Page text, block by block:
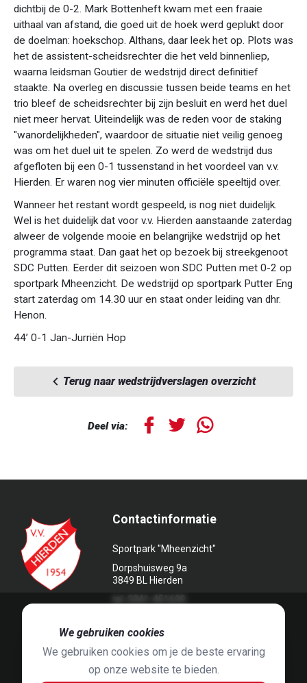
dichtbij de 0-2. Mark Bottenheft kwam met een fraaie
uithaal van afstand, die goed uit de hoek werd geplukt door
de doelman: hoekschop. Althans, daar leek het op. Plots was
het de assistent-scheidsrechter die het veld binnenliep,
waarna leidsman Goutier de wedstrijd direct definitief
staakte. Na overleg en discussie tussen beide teams en het
trio bleef de scheidsrechter bij zijn besluit en werd het duel
niet meer hervat. Uiteindelijk was de reden voor de staking
"wanordelijkheden", waardoor de situatie niet veilig genoeg
was om het duel uit te spelen. Zo werd de wedstrijd dus
afgefloten bij een 0-1 tussenstand in het voordeel van v.v.
Hierden. Er waren nog vier minuten officiële speeltijd over.
Wanneer het restant wordt gespeeld, is nog niet duidelijk.
Wel is het duidelijk dat voor v.v. Hierden aanstaande zaterdag
alweer de volgende mooie en belangrijke wedstrijd op het
programma staat. Dan gaat het op bezoek bij streekgenoot
SDC Putten. Eerder dit seizoen won SDC Putten met 0-2 op
sportpark Mheenzicht. De wedstrijd op sportpark Putter Eng
start zaterdag om 14.30 uur en staat onder leiding van dhr.
Henon.
44’ 0-1 Jan-Jurriën Hop
Terug naar wedstrijdverslagen overzicht
Deel via:
Contactinformatie
Sportpark "Mheenzicht"
Dorpshuisweg 9a
3849 BL Hierden
We gebruiken cookies
We gebruiken cookies om je de beste ervaring
op onze website te bieden.